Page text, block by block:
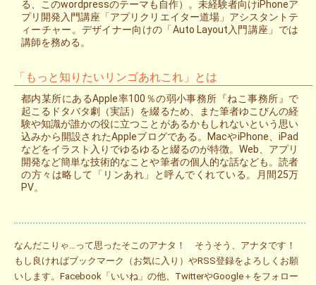
る、このwordpressのテーマも自作）。未経験者向けiPhoneア
プリ開発入門講座「アプリクリエイター道場」アシスタントテ
ィーチャー。デザイナー向けの「Auto Layout入門講座」では
講師を務める。
「もっと知りたいリンゴあれこれ」とは
都内某所にあるApple率100％の弱小事務所『ねこ事務所』で
起こるドタバタ劇（実話）を綴るため、また筆者ゆこびんの経
験や知識が誰かの役に立つことがあるかもしれないという思い
込みから開設されたAppleブログである。MacやiPhone、iPad
などをイラスト入りでゆるゆると綴るのが特徴。Web、アプリ
開発など簡単な技術的なことや筆者の個人的な話なども。読者
の方々は略して「リンあれ」と呼んでくれている。月間25万
PV。
なんだこりゃ…って思ったそこのアナタ！ そうそう、アナタです！
もし良ければブックマーク（お気に入り）やRSS登録をよろしくお願
いします。Facebook「いいね」の他、TwitterやGoogle＋をフォロー